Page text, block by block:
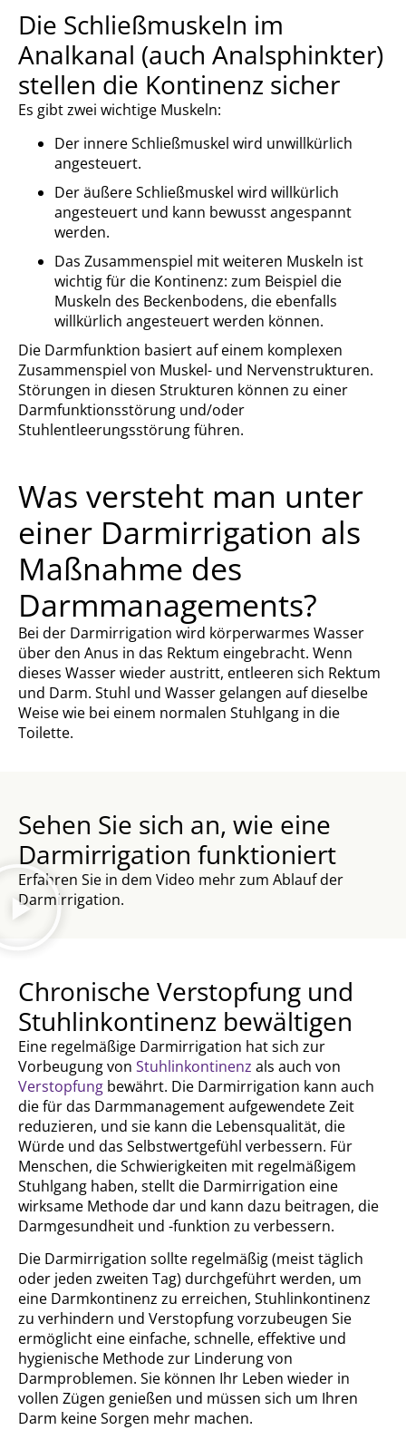
Die Schließmuskeln im
Analkanal (auch Analsphinkter)
stellen die Kontinenz sicher
Es gibt zwei wichtige Muskeln:
Der innere Schließmuskel wird unwillkürlich
angesteuert.
Der äußere Schließmuskel wird willkürlich
angesteuert und kann bewusst angespannt
werden.
Das Zusammenspiel mit weiteren Muskeln ist
wichtig für die Kontinenz: zum Beispiel die
Muskeln des Beckenbodens, die ebenfalls
willkürlich angesteuert werden können.
Die Darmfunktion basiert auf einem komplexen
Zusammenspiel von Muskel- und Nervenstrukturen.
Störungen in diesen Strukturen können zu einer
Darmfunktionsstörung und/oder
Stuhlentleerungsstörung führen.
Was versteht man unter
einer Darmirrigation als
Maßnahme des
Darmmanagements?
Bei der Darmirrigation wird körperwarmes Wasser
über den Anus in das Rektum eingebracht. Wenn
dieses Wasser wieder austritt, entleeren sich Rektum
und Darm. Stuhl und Wasser gelangen auf dieselbe
Weise wie bei einem normalen Stuhlgang in die
Toilette.
Sehen Sie sich an, wie eine
Darmirrigation funktioniert
Erfahren Sie in dem Video mehr zum Ablauf der
Darmirrigation.
Chronische Verstopfung und
Stuhlinkontinenz bewältigen
Eine regelmäßige Darmirrigation hat sich zur
Vorbeugung von Stuhlinkontinenz als auch von
Verstopfung bewährt. Die Darmirrigation kann auch
die für das Darmmanagement aufgewendete Zeit
reduzieren, und sie kann die Lebensqualität, die
Würde und das Selbstwertgefühl verbessern. Für
Menschen, die Schwierigkeiten mit regelmäßigem
Stuhlgang haben, stellt die Darmirrigation eine
wirksame Methode dar und kann dazu beitragen, die
Darmgesundheit und -funktion zu verbessern.
Die Darmirrigation sollte regelmäßig (meist täglich
oder jeden zweiten Tag) durchgeführt werden, um
eine Darmkontinenz zu erreichen, Stuhlinkontinenz
zu verhindern und Verstopfung vorzubeugen Sie
ermöglicht eine einfache, schnelle, effektive und
hygienische Methode zur Linderung von
Darmproblemen. Sie können Ihr Leben wieder in
vollen Zügen genießen und müssen sich um Ihren
Darm keine Sorgen mehr machen.